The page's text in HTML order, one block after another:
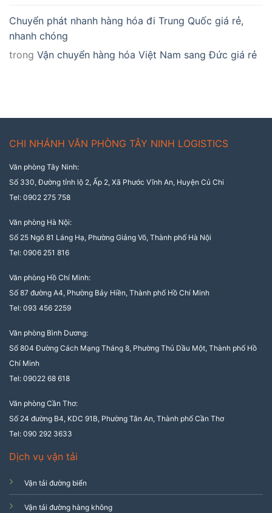
Chuyển phát nhanh hàng hóa đi Trung Quốc giá rẻ,
nhanh chóng
trong Vận chuyển hàng hóa Việt Nam sang Đức giá rẻ
CHI NHÁNH VĂN PHÒNG TÂY NINH LOGISTICS
Văn phòng Tây Ninh:
Số 330, Đường tỉnh lộ 2, Ấp 2, Xã Phước Vĩnh An, Huyện Củ Chi
Tel: 0902 275 758
Văn phòng Hà Nội:
Số 25 Ngõ 81 Láng Hạ, Phường Giảng Võ, Thành phố Hà Nội
Tel: 0906 251 816
Văn phòng Hồ Chí Minh:
Số 87 đường A4, Phường Bảy Hiền, Thành phố Hồ Chí Minh
Tel: 093 456 2259
Văn phòng Bình Dương:
Số 804 Đường Cách Mạng Tháng 8, Phường Thủ Dầu Một, Thành phố Hồ
Chí Minh
Tel: 09022 68 618
Văn phòng Cần Thơ:
Số 24 đường B4, KDC 91B, Phường Tân An, Thành phố Cần Thơ
Tel: 090 292 3633
Dịch vụ vận tải
Vận tải đường biển
Vận tải đường hàng không